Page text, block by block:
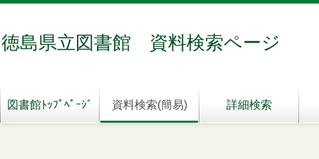
徳島県立図書館 資料検索ページ
図書館ﾄｯﾌﾟﾍﾟｰｼﾞ 資料検索(簡易) 詳細検索